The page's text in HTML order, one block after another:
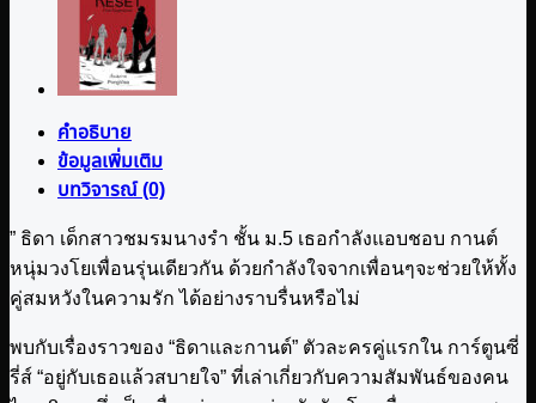
คำอธิบาย
ข้อมูลเพิ่มเติม
บทวิจารณ์ (0)
” ธิดา เด็กสาวชมรมนางรำ ชั้น ม.5 เธอกำลังแอบชอบ กานต์
หนุ่มวงโยเพื่อนรุ่นเดียวกัน ด้วยกำลังใจจากเพื่อนๆจะช่วยให้ทั้ง
คู่สมหวังในความรัก ได้อย่างราบรื่นหรือไม่
พบกับเรื่องราวของ “ธิดาและกานต์” ตัวละครคู่แรกใน การ์ตูนซี่
รี่ส์ “อยู่กับเธอแล้วสบายใจ” ที่เล่าเกี่ยวกับความสัมพันธ์ของคน